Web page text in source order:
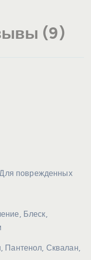
(9)
поврежденных
Блеск,
Пантенол, Сквалан,